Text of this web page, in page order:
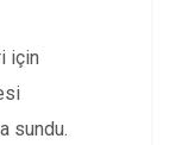
için
sundu.